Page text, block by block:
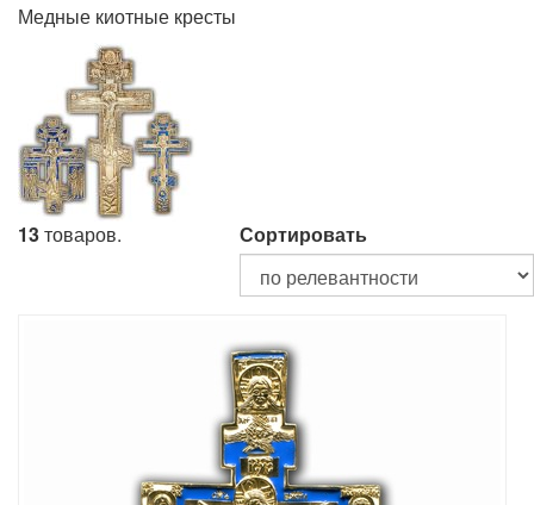
Медные киотные кресты
13товаров. Сортировать